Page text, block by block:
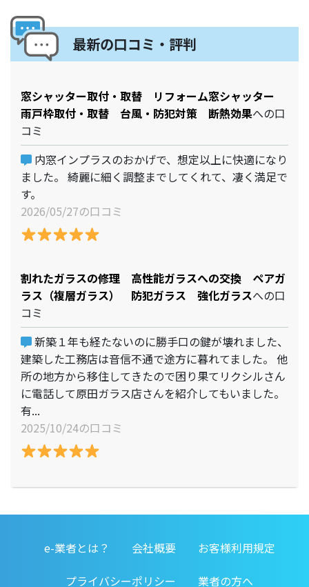
最新の口コミ・評判
窓シャッター取付・取替 リフォーム窓シャッター
雨戸枠取付・取替 台風・防犯対策 断熱効果への口
コミ
内窓インプラスのおかげで、想定以上に快適になり
ました。 綺麗に細く調整までしてくれて、凄く満足で
す。
2026/05/27の口コミ
割れたガラスの修理 高性能ガラスへの交換 ペアガ
ラス（複層ガラス） 防犯ガラス 強化ガラスへの口
コミ
新築１年も経たないのに勝手口の鍵が壊れました、
建築した工務店は音信不通で途方に暮れてました。 他
所の地方から移住してきたので困り果てリクシルさん
に電話して原田ガラス店さんを紹介してもいました。
有...
2025/10/24の口コミ
e-業者とは？ 会社概要
お客様利用規定
プライバシーポリシー
業者の方へ